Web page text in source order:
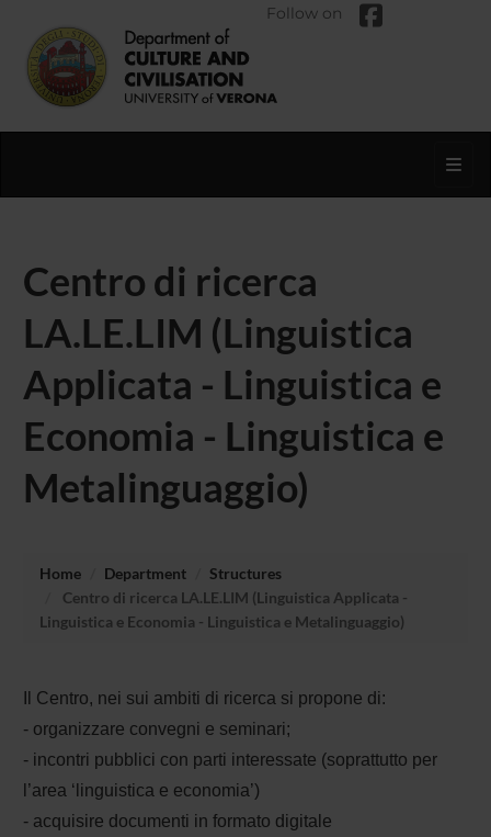
Follow on
Centro di ricerca
LA.LE.LIM (Linguistica
Applicata - Linguistica e
Economia - Linguistica e
Metalinguaggio)
Home Department
Structures
Centro di ricerca LA.LE.LIM (Linguistica Applicata -
Linguistica e Economia - Linguistica e Metalinguaggio)
Il Centro, nei sui ambiti di ricerca si propone di:
- organizzare convegni e seminari;
- incontri pubblici con parti interessate (soprattutto per
l’area ‘linguistica e economia’)
- acquisire documenti in formato digitale